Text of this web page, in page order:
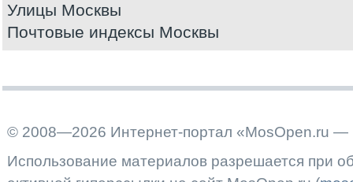
Улицы Москвы
Почтовые индексы Москвы
© 2008—2026 Интернет-портал «MosOpen.ru —
Использование материалов разрешается при